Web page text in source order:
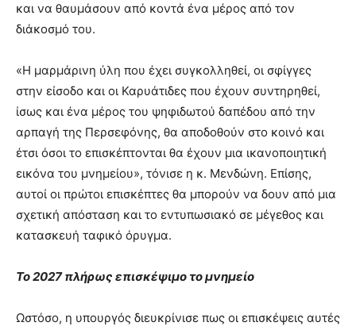
και να θαυμάσουν από κοντά ένα μέρος από τον
διάκοσμό του.
«Η μαρμάρινη ύλη που έχει συγκολληθεί, οι σφίγγες
στην είσοδο και οι Καρυάτιδες που έχουν συντηρηθεί,
ίσως και ένα μέρος του ψηφιδωτού δαπέδου από την
αρπαγή της Περσεφόνης, θα αποδοθούν στο κοινό και
έτσι όσοι το επισκέπτονται θα έχουν μια ικανοποιητική
εικόνα του μνημείου», τόνισε η κ. Μενδώνη. Επίσης,
αυτοί οι πρώτοι επισκέπτες θα μπορούν να δουν από μια
σχετική απόσταση και το εντυπωσιακό σε μέγεθος και
κατασκευή ταφικό όρυγμα.
Το 2027 πλήρως επισκέψιμο το μνημείο
Ωστόσο, η υπουργός διευκρίνισε πως οι επισκέψεις αυτές